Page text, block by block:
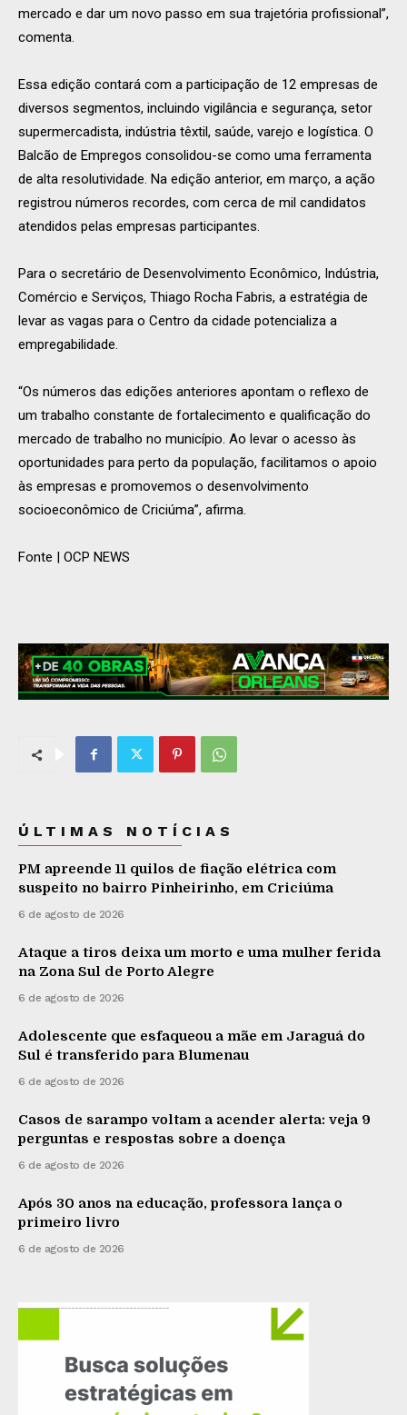
mercado e dar um novo passo em sua trajetória profissional”,
comenta.
Essa edição contará com a participação de 12 empresas de
diversos segmentos, incluindo vigilância e segurança, setor
supermercadista, indústria têxtil, saúde, varejo e logística. O
Balcão de Empregos consolidou-se como uma ferramenta
de alta resolutividade. Na edição anterior, em março, a ação
registrou números recordes, com cerca de mil candidatos
atendidos pelas empresas participantes.
Para o secretário de Desenvolvimento Econômico, Indústria,
Comércio e Serviços, Thiago Rocha Fabris, a estratégia de
levar as vagas para o Centro da cidade potencializa a
empregabilidade.
“Os números das edições anteriores apontam o reflexo de
um trabalho constante de fortalecimento e qualificação do
mercado de trabalho no município. Ao levar o acesso às
oportunidades para perto da população, facilitamos o apoio
às empresas e promovemos o desenvolvimento
socioeconômico de Criciúma”, afirma.
Fonte | OCP NEWS
ÚLTIMAS NOTÍCIAS
PM apreende 11 quilos de fiação elétrica com
suspeito no bairro Pinheirinho, em Criciúma
6 de agosto de 2026
Ataque a tiros deixa um morto e uma mulher ferida
na Zona Sul de Porto Alegre
6 de agosto de 2026
Adolescente que esfaqueou a mãe em Jaraguá do
Sul é transferido para Blumenau
6 de agosto de 2026
Casos de sarampo voltam a acender alerta: veja 9
perguntas e respostas sobre a doença
6 de agosto de 2026
Após 30 anos na educação, professora lança o
primeiro livro
6 de agosto de 2026